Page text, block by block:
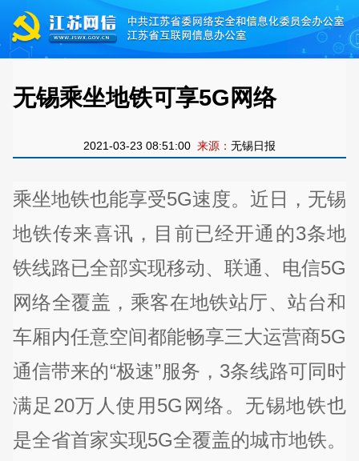
无锡乘坐地铁可享5G网络
2021-03-23 08:51:00 来源： 无锡日报
乘坐地铁也能享受5G速度。近日，无锡
地铁传来喜讯，目前已经开通的3条地
铁线路已全部实现移动、联通、电信5G
网络全覆盖，乘客在地铁站厅、站台和
车厢内任意空间都能畅享三大运营商5G
通信带来的“极速”服务，3条线路可同时
满足20万人使用5G网络。无锡地铁也
是全省首家实现5G全覆盖的城市地铁。